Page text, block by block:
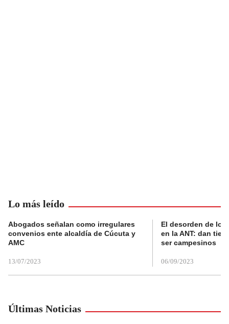
Lo más leído
Abogados señalan como irregulares
convenios ente alcaldía de Cúcuta y
AMC
13/07/2023
El desorden de
en la ANT: dan
ser campesinos
06/09/2023
Últimas Noticias